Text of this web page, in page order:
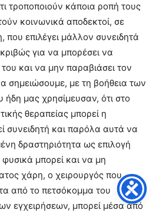
τροποποιούν κάποια ροπή τους
κοινωνικά αποδεκτοί, σε
που επιλέγει μάλλον συνειδητά
για να μπορέσει να
και να μην παραβιάσει τον
σημειώσουμε, με τη βοήθεια των
μας χρησίμευσαν, ότι στο
θεραπείας μπορεί η
συνειδητή και παρόλα αυτά να
δραστηριότητα ως επιλογή
μπορεί και να μη
χάρη, ο χειρουργός που
από το πετσόκομμα του
εγχειρήσεων, μπορεί μέσα από